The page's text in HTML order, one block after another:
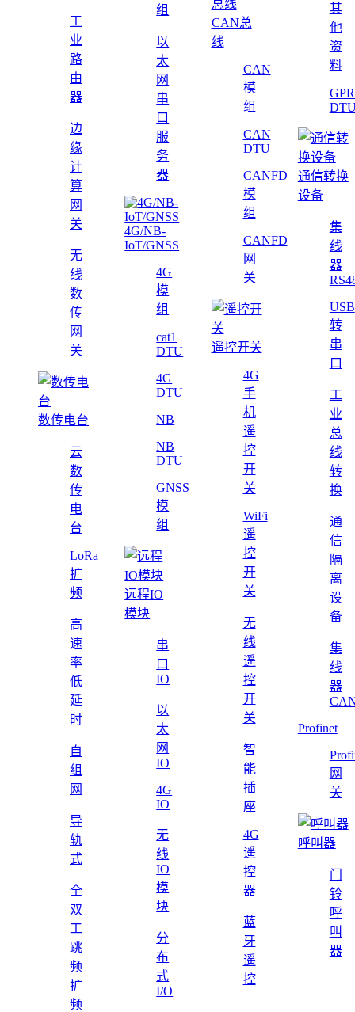
工
业
路
由
器
边
缘
计
算
网
关
无
线
数
传
网
关
数传电台
云
数
传
电
台
LoRa
扩
频
高
速
率
低
延
时
自
组
网
导
轨
式
全
双
工
跳
频
扩
频
组
以
太
网
串
口
服
务
器
4G/NB-
IoT/GNSS
4G
模
组
cat1
DTU
4G
DTU
NB
NB
DTU
GNSS
模
组
远程IO
模块
串
口
IO
以
太
网
IO
4G
IO
无
线
IO
模
块
分
布
式
I/O
CAN总
线
CAN
模
组
CAN
DTU
CANFD
模
组
CANFD
网
关
遥控开关
4G
手
机
遥
控
开
关
WiFi
遥
控
开
关
无
线
遥
控
开
关
智
能
插
座
4G
遥
控
器
蓝
牙
遥
控
其
他
资
料
通信转换
设备
集
线
器
USB
转
串
口
工
业
总
线
转
换
通
信
隔
离
设
备
集
线
器
Profinet
网
关
呼叫器
门
铃
呼
叫
器